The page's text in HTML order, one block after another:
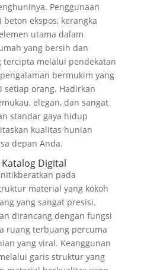
Penggunaan
ekspos, kerangka
utama dalam
yang bersih dan
tercipta melalui pendekatan
bermukim yang
setiap orang. Hadirkan
elegan, dan sangat
standar gaya hidup
kualitas hunian
depan Anda.
Digital
pada
material yang kokoh
yang sangat presisi.
dirancang dengan fungsi
ruang terbuang percuma
yang viral. Keanggunan
garis struktur yang